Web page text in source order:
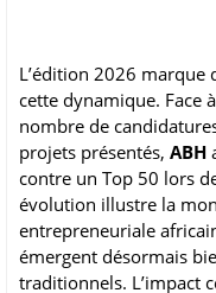
L’édition 2026 marque
cette dynamique. Face
nombre de
projets présentés, ABH
contre un Top 50 lors
évolution illustre la
entrepreneuriale
émergent désormais
traditionnels. L’impact